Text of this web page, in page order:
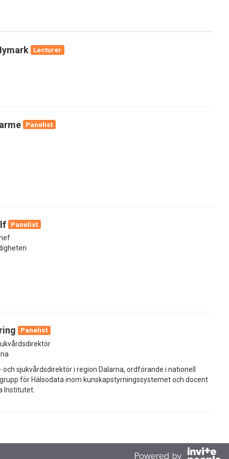
Lecturer
Panelist
Panelist
Panelist
och sjukvårdsdirektör i region Dalarna, ordförande i nationell
för Hälsodata inom kunskapstyrningssystemet och docent
Institutet.